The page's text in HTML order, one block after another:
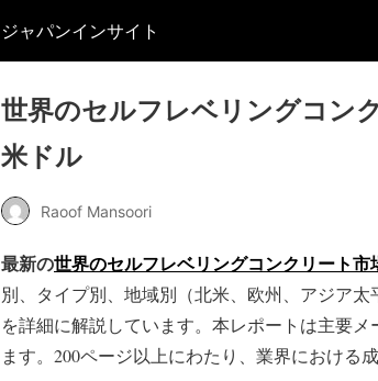
ジャパンインサイト
世界のセルフレベリングコン
米ドル
Raoof Mansoori
最新の世界のセルフレベリングコンクリート市
別、タイプ別、地域別（北米、欧州、アジア
を詳細に解説しています。本レポートは主要
ます。200ページ以上にわたり、業界における